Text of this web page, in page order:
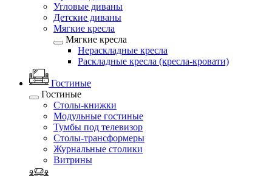
Угловые диваны
Детские диваны
Мягкие кресла
Мягкие кресла
Нераскладные кресла
Раскладные кресла (кресла-кровати)
Гостиные
Гостиные
Столы-книжки
Модульные гостиные
Тумбы под телевизор
Столы-трансформеры
Журнальные столики
Витрины